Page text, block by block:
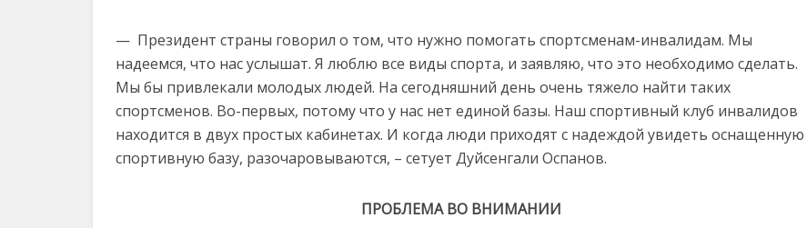
— Президент страны говорил о том, что нужно помогать спортсменам-инвалидам. Мы
надеемся, что нас услышат. Я люблю все виды спорта, и заявляю, что это необходимо сделать.
Мы бы привлекали молодых людей. На сегодняшний день очень тяжело найти таких
спортсменов. Во-первых, потому что у нас нет единой базы. Наш спортивный клуб инвалидов
находится в двух простых кабинетах. И когда люди приходят с надеждой увидеть оснащенную
спортивную базу, разочаровываются, – сетует Дуйсенгали Оспанов.
ПРОБЛЕМА ВО ВНИМАНИИ